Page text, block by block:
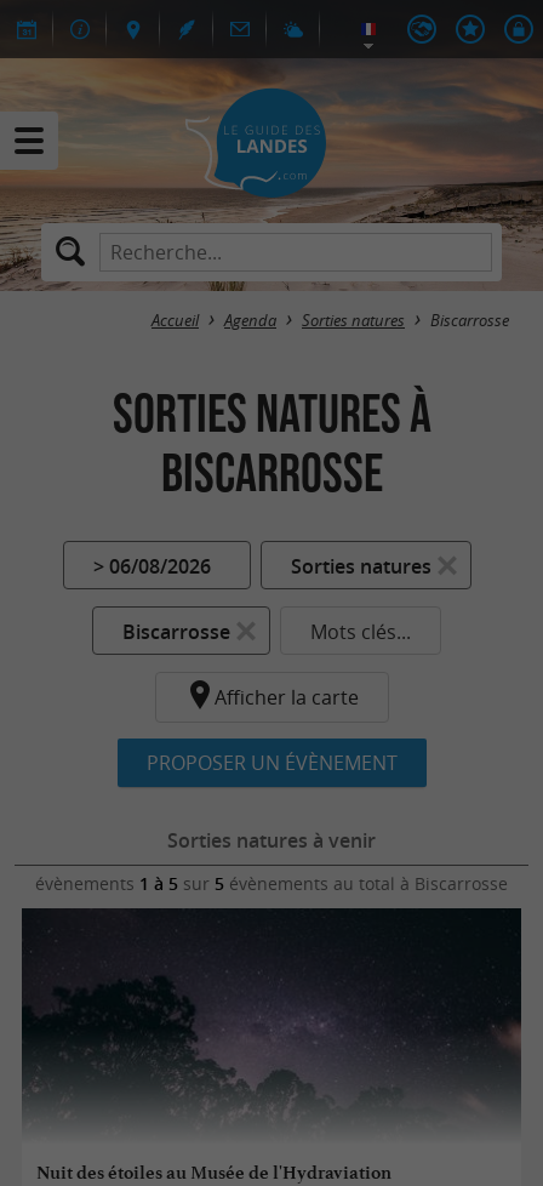
Accueil Agenda Sorties natures Biscarrosse
Sorties natures à
Biscarrosse
> 06/08/2026 Sorties natures
Biscarrosse Mots clés...
Afficher la carte
PROPOSER UN ÉVÈNEMENT
Sorties natures à venir
évènements 1 à 5 sur 5 évènements au total à Biscarrosse
Nuit des étoiles au Musée de l'Hydraviation